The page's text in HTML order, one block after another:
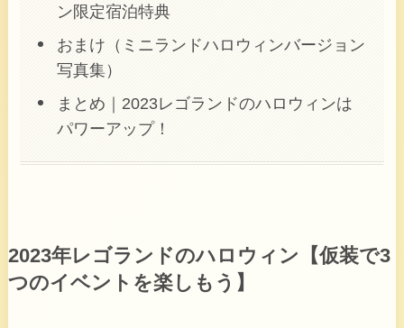
ン限定宿泊特典
おまけ（ミニランドハロウィンバージョン
写真集）
まとめ｜2023レゴランドのハロウィンは
パワーアップ！
2023年レゴランドのハロウィン【仮装で3
つのイベントを楽しもう】